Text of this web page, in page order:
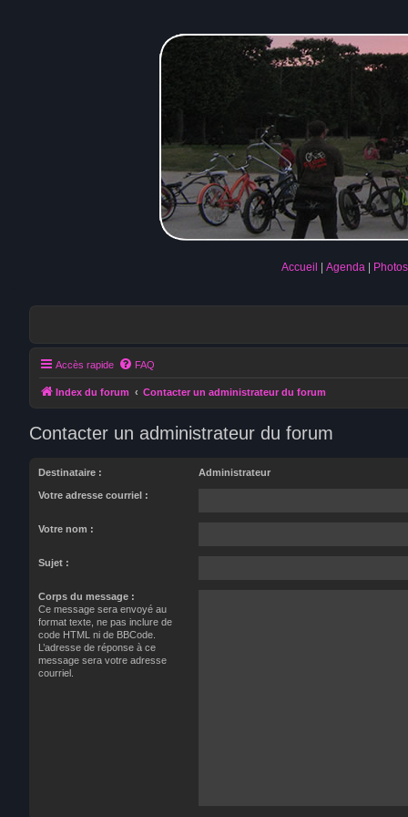
Accueil Agenda Photos
Accès rapide FAQ
Index du forum Contacter un administrateur du forum
Contacter un administrateur du forum
Destinataire : Administrateur
Votre adresse courriel :
Votre nom :
Sujet :
Corps du message :
Ce message sera envoyé au
format texte, ne pas inclure de
code HTML ni de BBCode.
L’adresse de réponse à ce
message sera votre adresse
courriel.